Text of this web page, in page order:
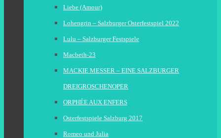
Liebe (Amour)
Lohengrin – Salzburger Osterfestspiel 2022
Lulu – Salzburger Festspiele
Macbeth-23
MACKIE MESSER – EINE SALZBURGER
DREIGROSCHENOPER
ORPHÉE AUX ENFERS
Osterfestspiele Salzburg 2017
Romeo und Julia